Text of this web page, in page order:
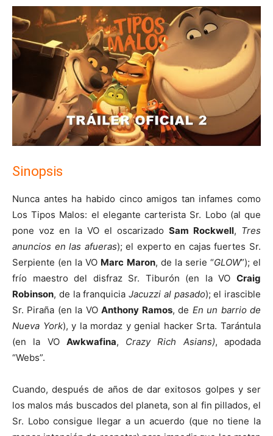
Sinopsis
Nunca antes ha habido cinco amigos tan infames como
Los Tipos Malos: el elegante carterista Sr. Lobo (al que
pone voz en la VO el oscarizado Sam Rockwell, Tres
anuncios en las afueras); el experto en cajas fuertes Sr.
Serpiente (en la VO Marc Maron, de la serie “GLOW”); el
frío maestro del disfraz Sr. Tiburón (en la VO Craig
Robinson, de la franquicia Jacuzzi al pasado); el irascible
Sr. Piraña (en la VOAnthony Ramos, de En un barrio de
Nueva York), y la mordaz y genial hacker Srta. Tarántula
(en la VO Awkwafina, Crazy Rich Asians), apodada
“Webs”.
Cuando, después de años de dar exitosos golpes y ser
los malos más buscados del planeta, son al fin pillados, el
Sr. Lobo consigue llegar a un acuerdo (que no tiene la